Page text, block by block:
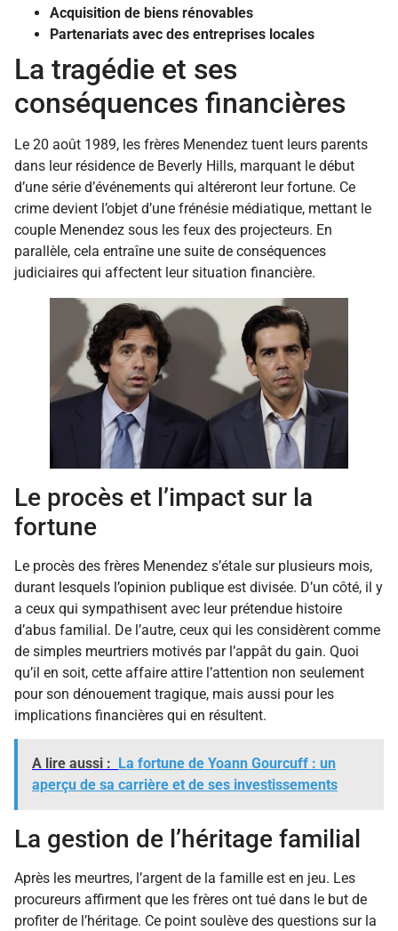
Acquisition de biens rénovables
Partenariats avec des entreprises locales
La tragédie et ses
conséquences financières
Le 20 août 1989, les frères Menendez tuent leurs parents
dans leur résidence de Beverly Hills, marquant le début
d’une série d’événements qui altéreront leur fortune. Ce
crime devient l’objet d’une frénésie médiatique, mettant le
couple Menendez sous les feux des projecteurs. En
parallèle, cela entraîne une suite de conséquences
judiciaires qui affectent leur situation financière.
Le procès et l’impact sur la
fortune
Le procès des frères Menendez s’étale sur plusieurs mois,
durant lesquels l’opinion publique est divisée. D’un côté, il y
a ceux qui sympathisent avec leur prétendue histoire
d’abus familial. De l’autre, ceux qui les considèrent comme
de simples meurtriers motivés par l’appât du gain. Quoi
qu’il en soit, cette affaire attire l’attention non seulement
pour son dénouement tragique, mais aussi pour les
implications financières qui en résultent.
A lire aussi :
La fortune de Yoann Gourcuff : un
aperçu de sa carrière et de ses investissements
La gestion de l’héritage familial
Après les meurtres, l’argent de la famille est en jeu. Les
procureurs affirment que les frères ont tué dans le but de
profiter de l’héritage. Ce point soulève des questions sur la